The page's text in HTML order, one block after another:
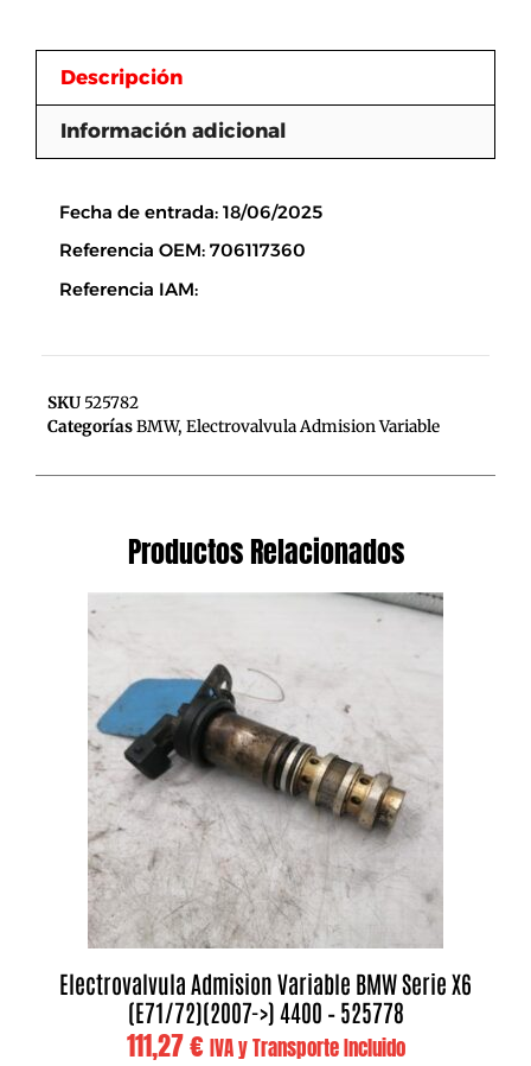
Descripción
Información adicional
Fecha de entrada: 18/06/2025
Referencia OEM: 706117360
Referencia IAM:
SKU 525782
CategoríasBMW, Electrovalvula Admision Variable
Productos Relacionados
Electrovalvula Admision Variable BMW Serie X6
(E71/72)(2007->) 4400 – 525778
111,27€ IVA y Transporte Incluido